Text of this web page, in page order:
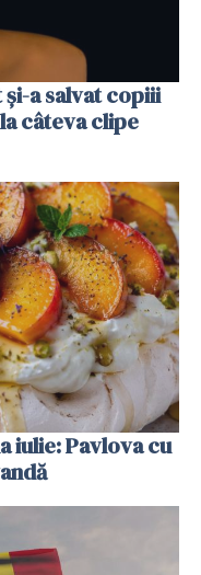
a salvat copiii
câteva clipe
iulie: Pavlova cu